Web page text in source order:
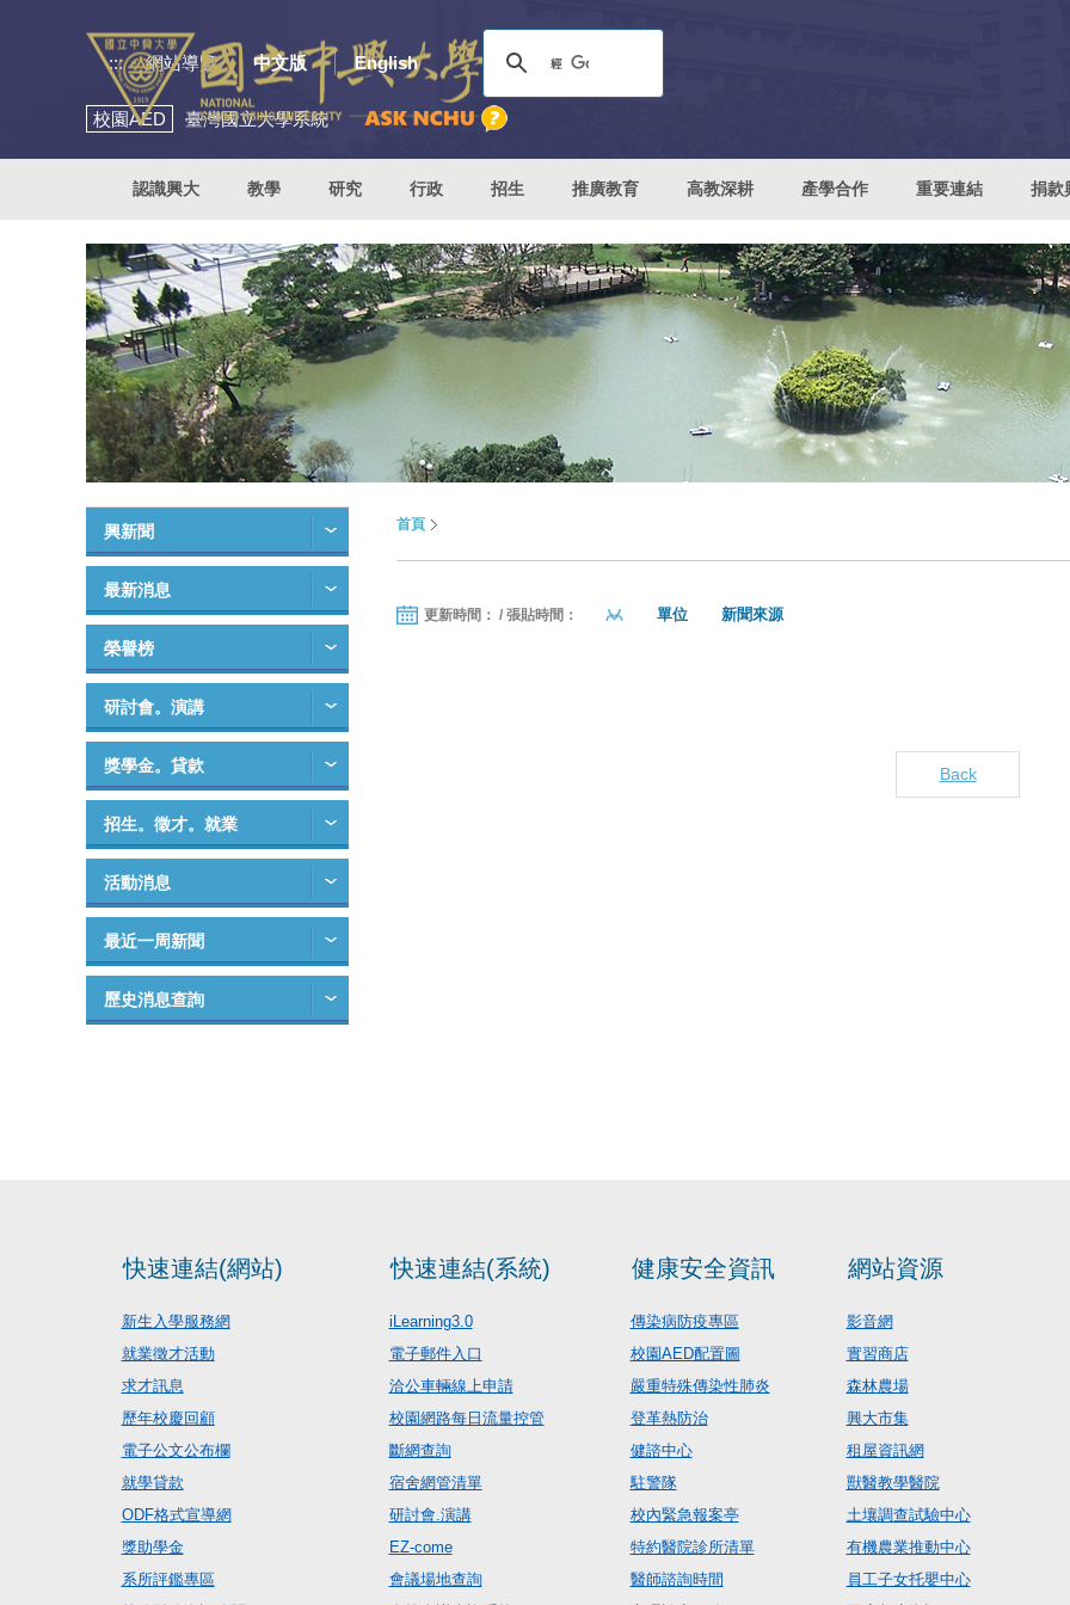
::: 網站導覽 中文版 English
校園AED 臺灣國立大學系統
認識興大 教學 研究 行政 招生 推廣教育 高教深耕 產學合作 重要連結 捐款
興新聞
最新消息
榮譽榜
研討會。演講
獎學金。貸款
招生。徵才。就業
活動消息
最近一周新聞
歷史消息查詢
首頁
更新時間： / 張貼時間： 單位 新聞來源
Back
快速連結(網站)
新生入學服務網
就業徵才活動
求才訊息
歷年校慶回顧
電子公文公布欄
就學貸款
ODF格式宣導網
獎助學金
系所評鑑專區
快速連結(系統)
iLearning3.0
電子郵件入口
洽公車輛線上申請
校園網路每日流量控管
斷網查詢
宿舍網管清單
研討會.演講
EZ-come
會議場地查詢
健康安全資訊
傳染病防疫專區
校園AED配置圖
嚴重特殊傳染性肺炎
登革熱防治
健諮中心
駐警隊
校內緊急報案亭
特約醫院診所清單
醫師諮詢時間
網站資源
影音網
實習商店
森林農場
興大市集
租屋資訊網
獸醫教學醫院
土壤調查試驗中心
有機農業推動中心
員工子女托嬰中心